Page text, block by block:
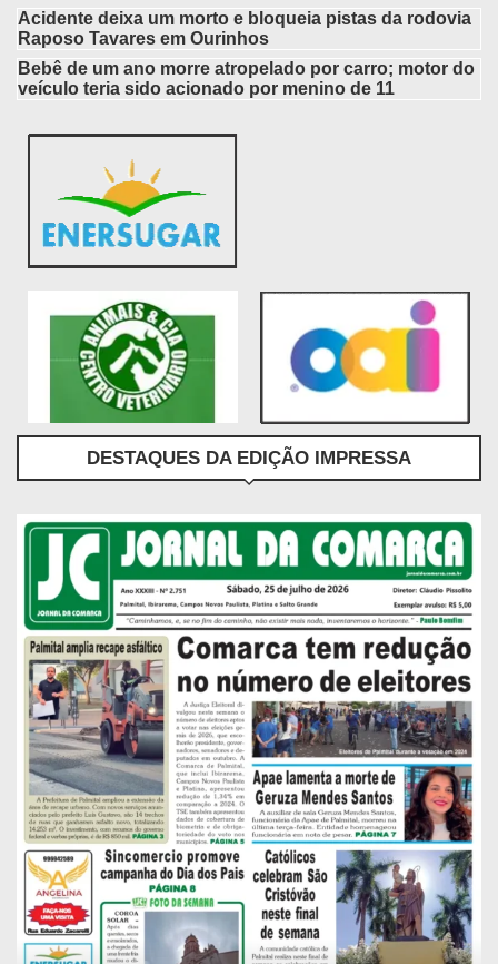
Acidente deixa um morto e bloqueia pistas da rodovia
Raposo Tavares em Ourinhos
Bebê de um ano morre atropelado por carro; motor do
veículo teria sido acionado por menino de 11
DESTAQUES DA EDIÇÃO IMPRESSA